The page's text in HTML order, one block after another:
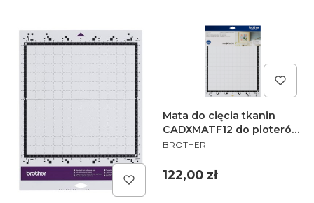
Mata do cięcia tkanin
CADXMATF12 do ploterów
Brother ScanNCut serii
PRODUCENT
BROTHER
Cena
122,00 zł